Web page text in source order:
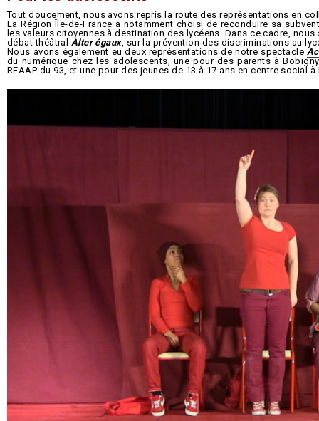
Tout doucement, nous avons repris la route des représentations en
La Région Île-de-France a notamment choisi de reconduire sa
les valeurs citoyennes à destination des lycéens. Dans ce cadre,
débat théâtral Alter égaux, sur la prévention des discriminations au
Nous avons également eu deux représentations de notre spectacle
du numérique chez les adolescents, une pour des parents à
REAAP du 93, et une pour des jeunes de 13 à 17 ans en centre social à